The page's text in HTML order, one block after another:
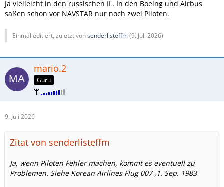
Ja vielleicht in den russischen IL. In den Boeing und Airbus
saßen schon vor NAVSTAR nur noch zwei Piloten.
Einmal editiert, zuletzt vonsenderlisteffm(9. Juli 2026)
mario.2
Guru
9. Juli 2026
Zitat von senderlisteffm
Ja, wenn Piloten Fehler machen, kommt es eventuell zu
Problemen. Siehe Korean Airlines Flug 007 ,1. Sep. 1983